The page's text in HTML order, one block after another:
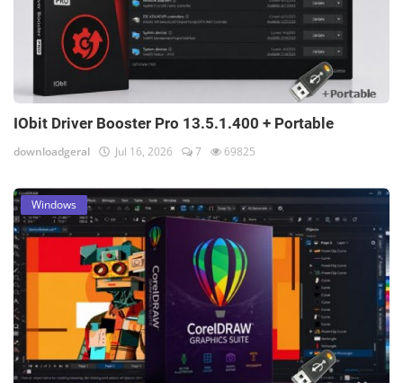
IObit Driver Booster Pro 13.5.1.400 + Portable
downloadgeral Jul 16, 2026 7 69825
Windows